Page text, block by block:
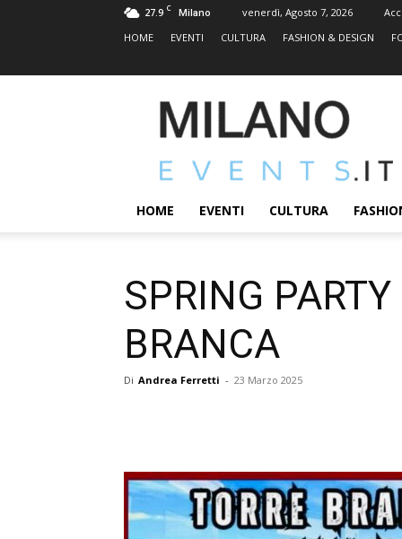
27.9 C Milano venerdì, Agosto 7, 2026
HOME
EVENTI CULTURA FASHION & DESIGN
MILANOEVENTS.IT
|
2.0
ed
Eventi
HOME EVENTI CULTURA
SPRING
BRANCA
Di Andrea Ferretti - 23 Marzo 2025